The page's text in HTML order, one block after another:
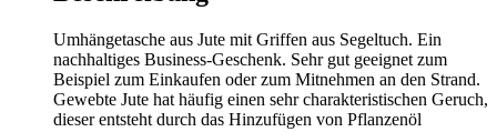
Umhängetasche aus Jute mit Griffen aus Segeltuch. Ein
nachhaltiges Business-Geschenk. Sehr gut geeignet zum
Beispiel zum Einkaufen oder zum Mitnehmen an den Strand.
Gewebte Jute hat häufig einen sehr charakteristischen Geruch,
dieser entsteht durch das Hinzufügen von Pflanzenöl